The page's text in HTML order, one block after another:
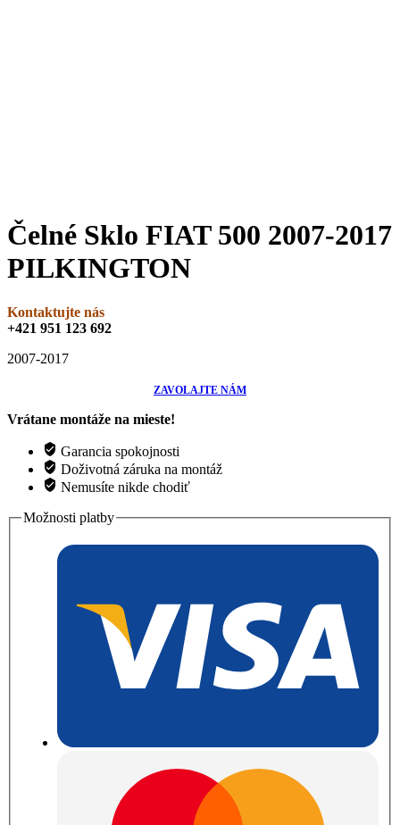
Čelné Sklo FIAT 500 2007-2017
PILKINGTON
Kontaktujte nás
+421 951 123 692
2007-2017
ZAVOLAJTE NÁM
Vrátane montáže na mieste!
Garancia spokojnosti
Doživotná záruka na montáž
Nemusíte nikde chodiť
Možnosti platby